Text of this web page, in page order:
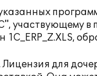
участвующему в
1C_ERP_Z.XLS,
Лицензия для